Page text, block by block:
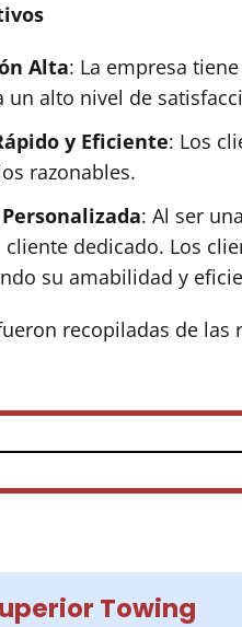
Alta: La empresa
un alto nivel de
y Eficiente: Los
razonables.
: Al ser
cliente dedicado. Los
su amabilidad y
recopiladas de las
Towing